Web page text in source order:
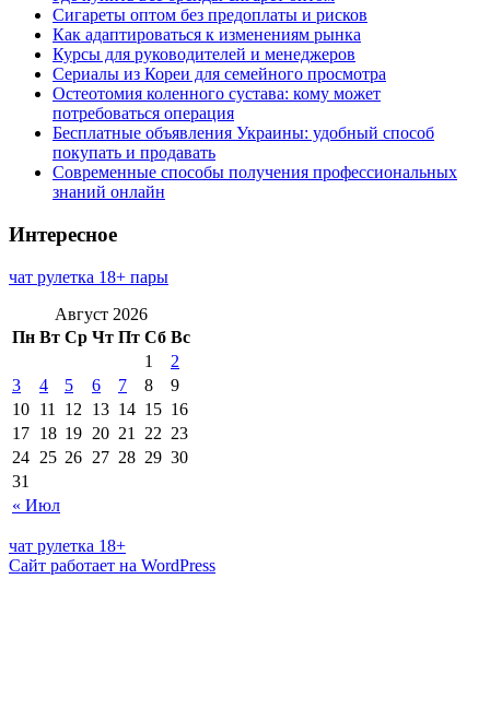
Сигареты оптом без предоплаты и рисков
Как адаптироваться к изменениям рынка
Курсы для руководителей и менеджеров
Сериалы из Кореи для семейного просмотра
Остеотомия коленного сустава: кому может
потребоваться операция
Бесплатные объявления Украины: удобный способ
покупать и продавать
Современные способы получения профессиональных
знаний онлайн
Интересное
чат рулетка 18+ пары
Август 2026
Пн Вт Ср Чт Пт Сб Вс
« Июл
1
2
3
4 5 6 7 8
9
10 11 12 13 14 15 16
17 18 19 20 21 22 23
24 25 26 27 28 29 30
31
чат рулетка 18+
Сайт работает на WordPress